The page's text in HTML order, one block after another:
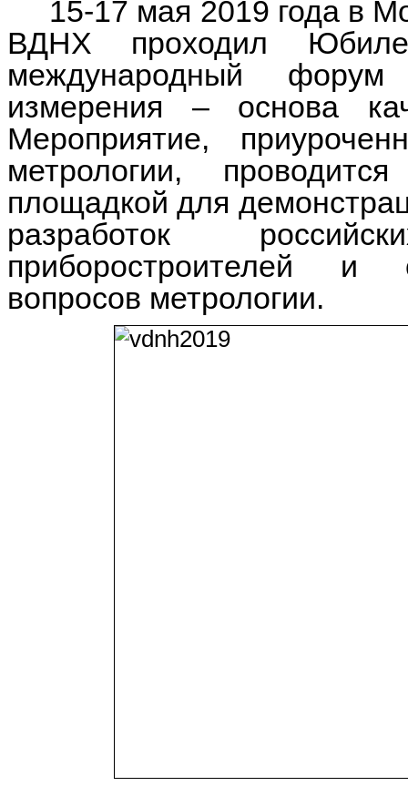
15-17 мая 2019 года в
ВДНХ проходил
международный
измерения – основа
Мероприятие,
метрологии,
площадкой для
разработок
приборостроителей и
вопросов метрологии.